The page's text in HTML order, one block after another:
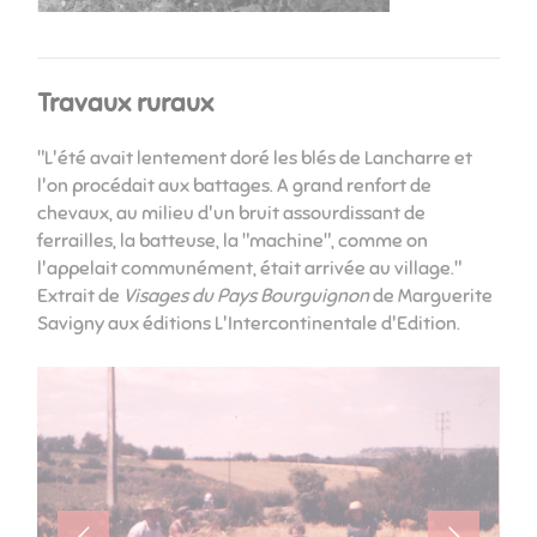
Travaux ruraux
"L'été avait lentement doré les blés de Lancharre et
l'on procédait aux battages. A grand renfort de
chevaux, au milieu d'un bruit assourdissant de
ferrailles, la batteuse, la "machine", comme on
l'appelait communément, était arrivée au village."
Extrait de Visages du Pays Bourguignonde Marguerite
Savigny aux éditions L'Intercontinentale d'Edition.